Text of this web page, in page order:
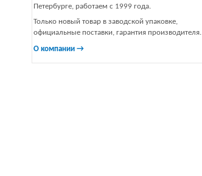
Петербурге, работаем с 1999 года.
Только новый товар в заводской упаковке,
официальные поставки, гарантия производителя.
О компании →